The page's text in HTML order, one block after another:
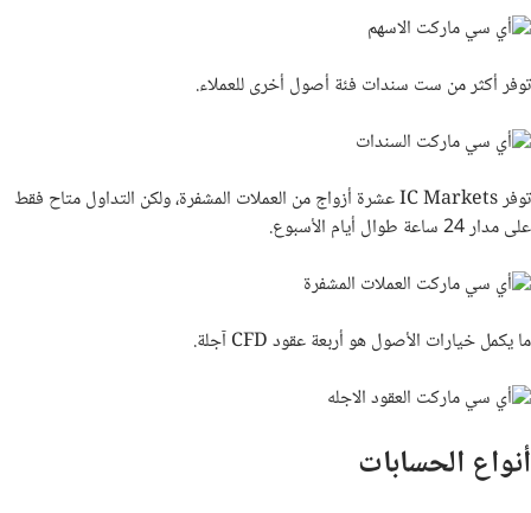
توفر أكثر من ست سندات فئة أصول أخرى للعملاء.
توفرIC Marketsعشرة أزواج من العملات المشفرة، ولكن التداول متاح فقط
على مدار 24 ساعة طوال أيام الأسبوع.
ما يكمل خيارات الأصول هو أربعة عقودCFDآجلة.
أنواع الحسابات